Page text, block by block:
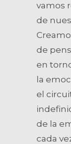
vamos
de
de
en
la
el
de la
cada